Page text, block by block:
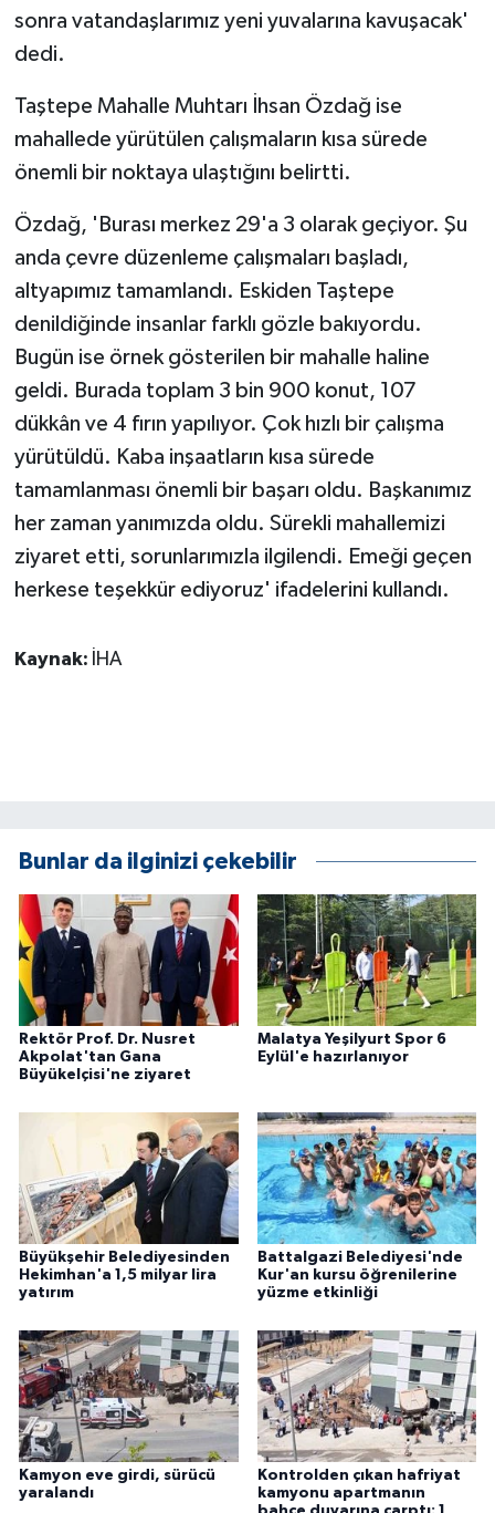
sonra vatandaşlarımız yeni yuvalarına kavuşacak'
dedi.
Taştepe Mahalle Muhtarı İhsan Özdağ ise
mahallede yürütülen çalışmaların kısa sürede
önemli bir noktaya ulaştığını belirtti.
Özdağ, 'Burası merkez 29'a 3 olarak geçiyor. Şu
anda çevre düzenleme çalışmaları başladı,
altyapımız tamamlandı. Eskiden Taştepe
denildiğinde insanlar farklı gözle bakıyordu.
Bugün ise örnek gösterilen bir mahalle haline
geldi. Burada toplam 3 bin 900 konut, 107
dükkân ve 4 fırın yapılıyor. Çok hızlı bir çalışma
yürütüldü. Kaba inşaatların kısa sürede
tamamlanması önemli bir başarı oldu. Başkanımız
her zaman yanımızda oldu. Sürekli mahallemizi
ziyaret etti, sorunlarımızla ilgilendi. Emeği geçen
herkese teşekkür ediyoruz' ifadelerini kullandı.
Kaynak: İHA
Bunlar da ilginizi çekebilir
Rektör Prof. Dr. Nusret
Akpolat'tan Gana
Büyükelçisi'ne ziyaret
Malatya Yeşilyurt Spor 6
Eylül'e hazırlanıyor
Büyükşehir Belediyesinden
Hekimhan'a 1,5 milyar lira
yatırım
Battalgazi Belediyesi'nde
Kur'an kursu öğrenilerine
yüzme etkinliği
Kamyon eve girdi, sürücü
yaralandı
Kontrolden çıkan hafriyat
kamyonu apartmanın